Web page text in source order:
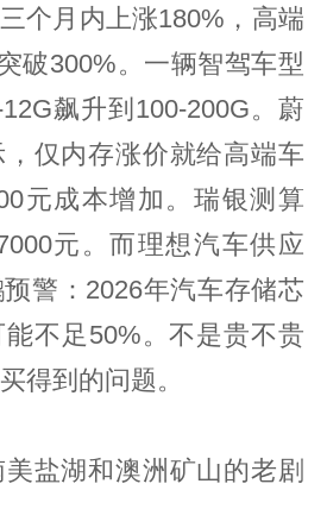
个月内上涨180%，高端
破300%。一辆智驾车型
飙升到100-200G。蔚
仅内存涨价就给高端车
元成本增加。瑞银测算
元。而理想汽车供应
警：2026年汽车存储芯
不足50%。不是贵不贵
得到的问题。
盐湖和澳洲矿山的老剧